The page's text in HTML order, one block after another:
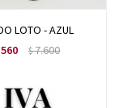
LOTO - AZUL
$7.600